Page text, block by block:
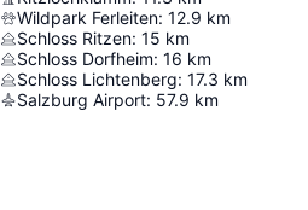
Wildpark Ferleiten: 12.9 km
Schloss Ritzen: 15 km
Schloss Dorfheim: 16 km
Schloss Lichtenberg: 17.3 km
Salzburg Airport: 57.9 km